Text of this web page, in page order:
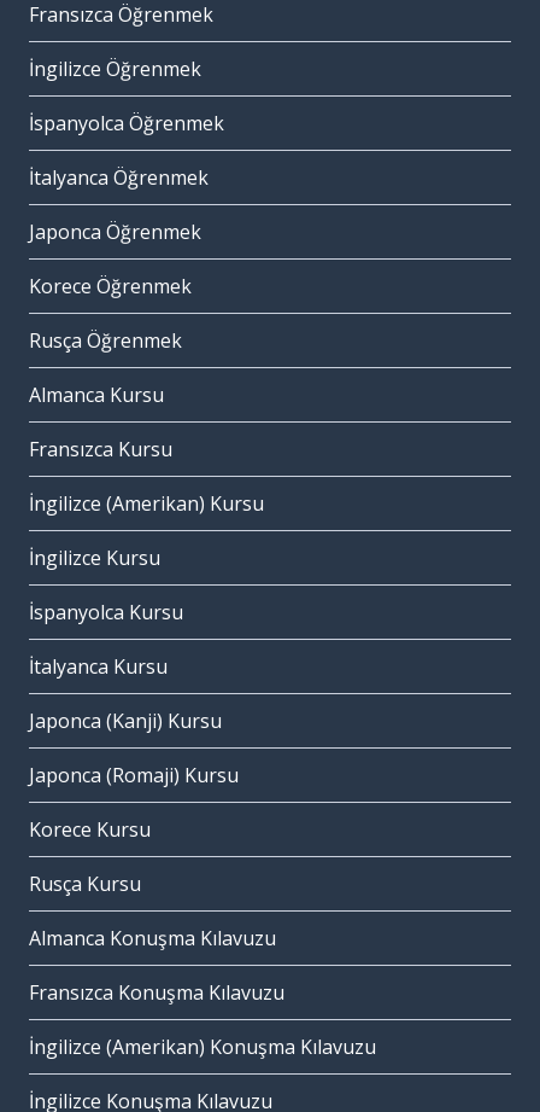
Fransızca Öğrenmek
İngilizce Öğrenmek
İspanyolca Öğrenmek
İtalyanca Öğrenmek
Japonca Öğrenmek
Korece Öğrenmek
Rusça Öğrenmek
Almanca Kursu
Fransızca Kursu
İngilizce (Amerikan) Kursu
İngilizce Kursu
İspanyolca Kursu
İtalyanca Kursu
Japonca (Kanji) Kursu
Japonca (Romaji) Kursu
Korece Kursu
Rusça Kursu
Almanca Konuşma Kılavuzu
Fransızca Konuşma Kılavuzu
İngilizce (Amerikan) Konuşma Kılavuzu
İngilizce Konuşma Kılavuzu